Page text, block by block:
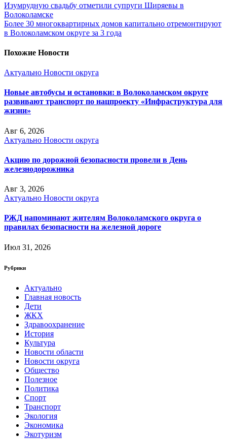
Изумрудную свадьбу отметили супруги Ширяевы в
Волоколамске
Более 30 многоквартирных домов капитально отремонтируют
в Волоколамском округе за 3 года
Похожие Новости
Актуально Новости округа
Новые автобусы и остановки: в Волоколамском округе
развивают транспорт по нацпроекту «Инфраструктура для
жизни»
Авг 6, 2026
Актуально Новости округа
Акцию по дорожной безопасности провели в День
железнодорожника
Авг 3, 2026
Актуально Новости округа
РЖД напоминают жителям Волоколамского округа о
правилах безопасности на железной дороге
Июл 31, 2026
Рубрики
Актуально
Главная новость
Дети
ЖКХ
Здравоохранение
История
Культура
Новости области
Новости округа
Общество
Полезное
Политика
Спорт
Транспорт
Экология
Экономика
Экотуризм